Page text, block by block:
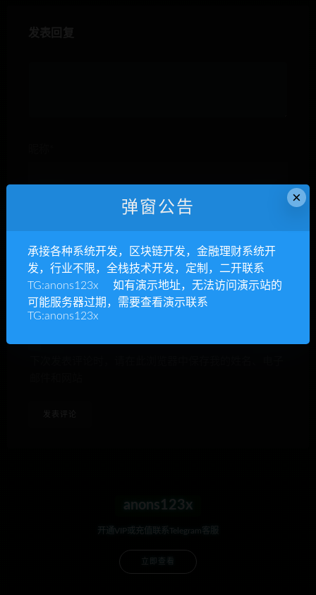
网站
anons123x
开通VIP或充值联系Telegram客服
×
弹窗公告
承接各种系统开发，区块链开发，金融理财系统开
发，行业不限，全栈技术开发，定制，二开联系
TG:anons123x 如有演示地址，无法访问演示站的
可能服务器过期，需要查看演示联系
TG:anons123x